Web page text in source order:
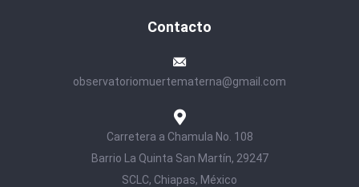
Contacto
observatoriomuertematerna@gmail.com
Carretera a Chamula No. 108
Barrio La Quinta San Martín, 29247
SCLC, Chiapas, México